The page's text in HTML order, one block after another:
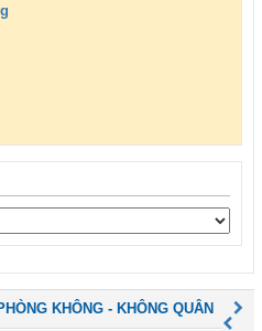
KHÔNG - KHÔNG QUÂN